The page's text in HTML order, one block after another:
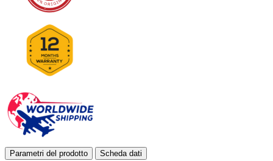
Parametri del prodotto Scheda dati